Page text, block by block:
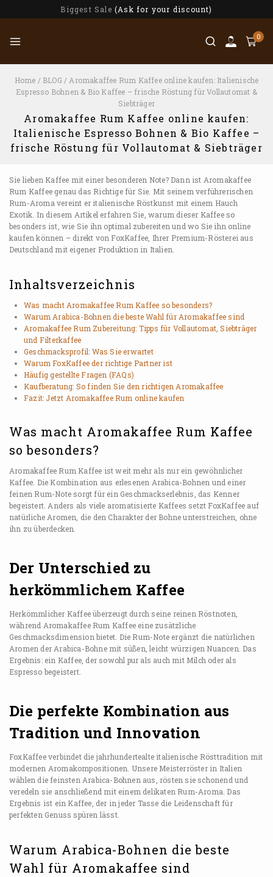
Biggest Sale (Ask for your discount)
0
Home / BLOG / Aromakaffee Rum Kaffee online kaufen: Italienische
Espresso Bohnen & Bio Kaffee – frische Röstung für Vollautomat &
Siebträger
Aromakaffee Rum Kaffee online kaufen:
Italienische Espresso Bohnen & Bio Kaffee –
frische Röstung für Vollautomat & Siebträger
Sie lieben Kaffee mit einer besonderen Note? Dann ist Aromakaffee
Rum Kaffee genau das Richtige für Sie. Mit seinem verführerischen
Rum-Aroma vereint er italienische Röstkunst mit einem Hauch
Exotik. In diesem Artikel erfahren Sie, warum dieser Kaffee so
besonders ist, wie Sie ihn optimal zubereiten und wo Sie ihn online
kaufen können – direkt von FoxKaffee, Ihrer Premium-Rösterei aus
Deutschland mit eigener Produktion in Italien.
Inhaltsverzeichnis
Was macht Aromakaffee Rum Kaffee so besonders?
Warum Arabica-Bohnen die beste Wahl für Aromakaffee sind
Aromakaffee Rum Zubereitung: Tipps für Vollautomat, Siebträger
und Filterkaffee
Geschmacksprofil: Was Sie erwartet
Warum FoxKaffee der richtige Partner ist
Häufig gestellte Fragen (FAQs)
Kaufberatung: So finden Sie den richtigen Aromakaffee
Fazit: Jetzt Aromakaffee Rum online kaufen
Was macht Aromakaffee Rum Kaffee
so besonders?
Aromakaffee Rum Kaffee ist weit mehr als nur ein gewöhnlicher
Kaffee. Die Kombination aus erlesenen Arabica-Bohnen und einer
feinen Rum-Note sorgt für ein Geschmackserlebnis, das Kenner
begeistert. Anders als viele aromatisierte Kaffees setzt FoxKaffee auf
natürliche Aromen, die den Charakter der Bohne unterstreichen, ohne
ihn zu überdecken.
Der Unterschied zu
herkömmlichem Kaffee
Herkömmlicher Kaffee überzeugt durch seine reinen Röstnoten,
während Aromakaffee Rum Kaffee eine zusätzliche
Geschmacksdimension bietet. Die Rum-Note ergänzt die natürlichen
Aromen der Arabica-Bohne mit süßen, leicht würzigen Nuancen. Das
Ergebnis: ein Kaffee, der sowohl pur als auch mit Milch oder als
Espresso begeistert.
Die perfekte Kombination aus
Tradition und Innovation
FoxKaffee verbindet die jahrhundertealte italienische Rösttradition mit
modernen Aromakompositionen. Unsere Meisterröster in Italien
wählen die feinsten Arabica-Bohnen aus, rösten sie schonend und
veredeln sie anschließend mit einem delikaten Rum-Aroma. Das
Ergebnis ist ein Kaffee, der in jeder Tasse die Leidenschaft für
perfekten Genuss spüren lässt.
Warum Arabica-Bohnen die beste
Wahl für Aromakaffee sind